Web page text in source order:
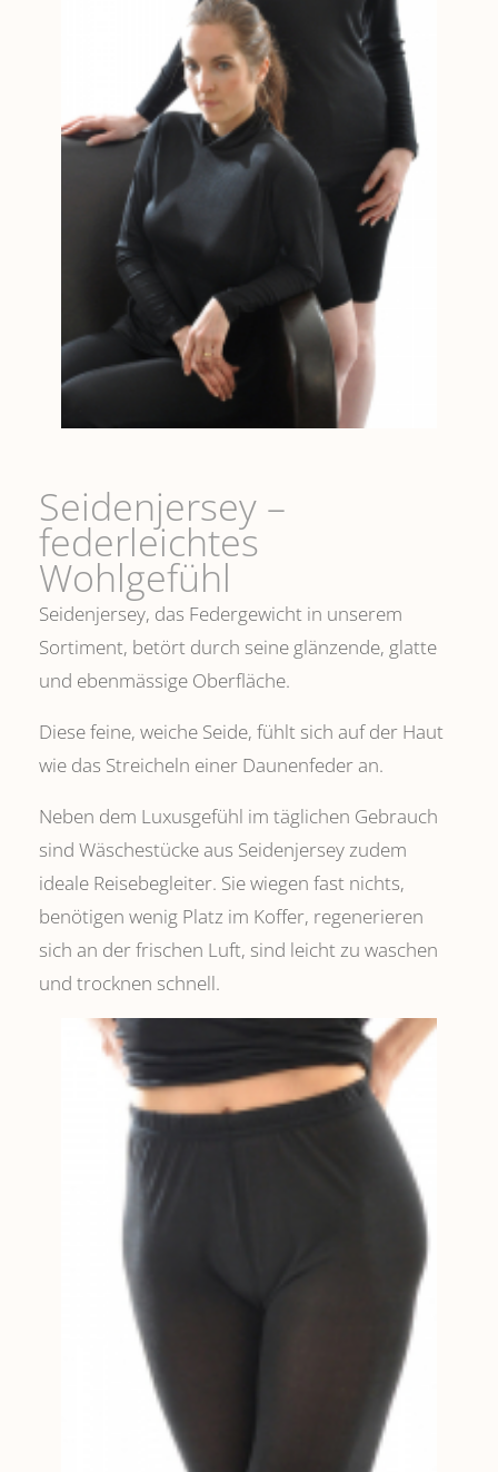
Seidenjersey –
federleichtes
Wohlgefühl
Seidenjersey, das Federgewicht in unserem
Sortiment, betört durch seine glänzende, glatte
und ebenmässige Oberfläche.
Diese feine, weiche Seide, fühlt sich auf der Haut
wie das Streicheln einer Daunenfeder an.
Neben dem Luxusgefühl im täglichen Gebrauch
sind Wäschestücke aus Seidenjersey zudem
ideale Reisebegleiter. Sie wiegen fast nichts,
benötigen wenig Platz im Koffer, regenerieren
sich an der frischen Luft, sind leicht zu waschen
und trocknen schnell.